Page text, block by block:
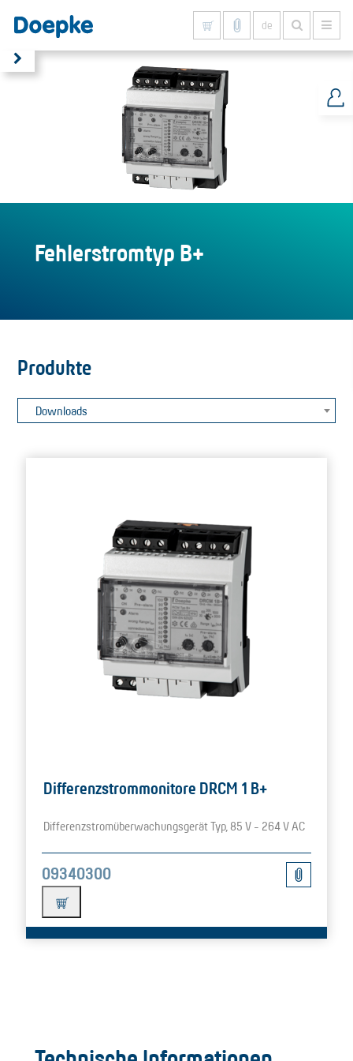
de
Fehlerstromtyp B+
Produkte
Downloads
Differenzstrommonitore DRCM 1 B+
Differenzstromüberwachungsgerät Typ, 85 V - 264 V AC
09340300